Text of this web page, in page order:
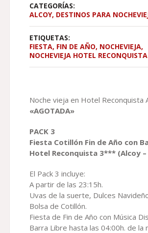
CATEGORÍAS:
ALCOY, DESTINOS PARA
ETIQUETAS:
FIESTA, FIN DE AÑO, NOCHEVIEJA,
NOCHEVIEJA HOTEL
Noche vieja en Hotel Reconquista
«AGOTADA»
PACK 3
Fiesta Cotillón Fin de Año con
Hotel Reconquista 3*** (Alcoy
El Pack 3 incluye:
A partir de las 23:15h.
Uvas de la suerte, Dulces
Bolsa de Cotillón.
Fiesta de Fin de Año con Música
Barra Libre hasta las 04:00h. de la